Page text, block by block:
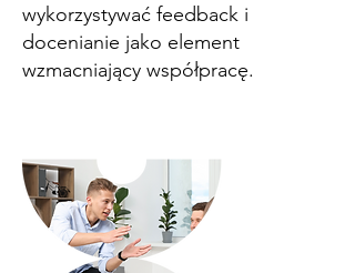
wykorzystywać feedback i
docenianie jako element
wzmacniający współpracę.